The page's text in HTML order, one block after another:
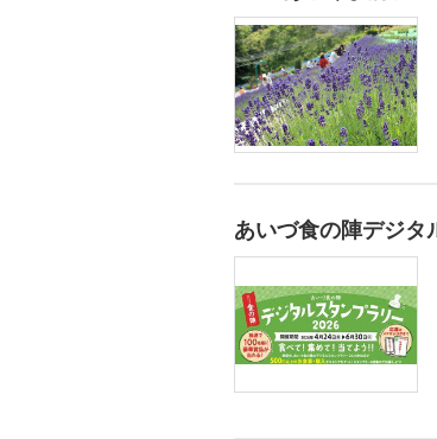
あいづ食の陣デジタ